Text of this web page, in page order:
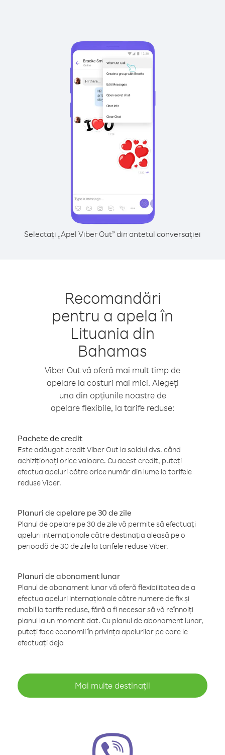
Selectați „Apel Viber Out” din antetul conversației
Recomandări
pentru a apela în
Lituania din
Bahamas
Viber Out vă oferă mai mult timp de
apelare la costuri mai mici. Alegeți
una din opțiunile noastre de
apelare flexibile, la tarife reduse:
Pachete de credit
Este adăugat credit Viber Out la soldul dvs. când
achiziționați orice valoare. Cu acest credit, puteți
efectua apeluri către orice număr din lume la tarifele
reduse Viber.
Planuri de apelare pe 30 de zile
Planul de apelare pe 30 de zile vă permite să efectuați
apeluri internaționale către destinația aleasă pe o
perioadă de 30 de zile la tarifele reduse Viber.
Planuri de abonament lunar
Planul de abonament lunar vă oferă flexibilitatea de a
efectua apeluri internaționale către numere de fix și
mobil la tarife reduse, fără a fi necesar să vă reînnoiți
planul la un moment dat. Cu planul de abonament lunar,
puteți face economii în privința apelurilor pe care le
efectuați deja
Mai multe destinații